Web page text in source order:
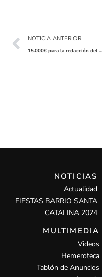
AntNOTICIA ANTERIOR
15.000€ para la redacción del proyecto de equipamiento del nuevo pozo Paredón
NOTICIAS
Actualidad
FIESTAS BARRIO SANTA
CATALINA 2024
MULTIMEDIA
Videos
Hemeroteca
Tablón de Anuncios